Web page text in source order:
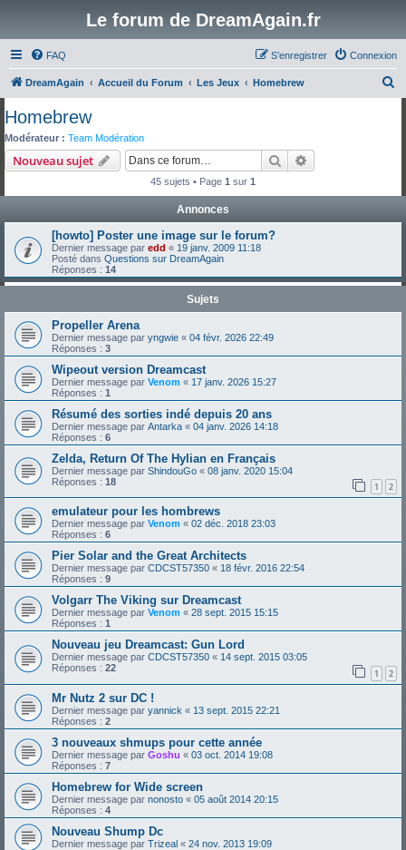
Le forum de DreamAgain.fr
FAQ Connexion
S’enregistrer
DreamAgain Accueil du Forum Les Jeux Homebrew
r
Homebrew
Modérateur : Team Modération
Nouveau sujet Rechercher
45 sujets • Page 1 sur 1
Annonces
[howto] Poster une image sur le forum?
Dernier message par edd « 19 janv. 2009 11:18
Posté dans Questions sur DreamAgain
Réponses : 14
Sujets
Propeller Arena
Dernier message par yngwie « 04 févr. 2026 22:49
Réponses : 3
Wipeout version Dreamcast
Dernier message par Venom « 17 janv. 2026 15:27
Réponses : 1
Résumé des sorties indé depuis 20 ans
Dernier message par Antarka « 04 janv. 2026 14:18
Réponses : 6
Zelda, Return Of The Hylian en Français
Dernier message par ShindouGo « 08 janv. 2020 15:04
Réponses : 18 1 2
emulateur pour les hombrews
Dernier message par Venom « 02 déc. 2018 23:03
Réponses : 6
Pier Solar and the Great Architects
Dernier message par CDCST57350 « 18 févr. 2016 22:54
Réponses : 9
Volgarr The Viking sur Dreamcast
Dernier message par Venom « 28 sept. 2015 15:15
Réponses : 1
Nouveau jeu Dreamcast: Gun Lord
Dernier message par CDCST57350 « 14 sept. 2015 03:05
Réponses : 22 1 2
Mr Nutz 2 sur DC !
Dernier message par yannick « 13 sept. 2015 22:21
Réponses : 2
3 nouveaux shmups pour cette année
Dernier message par Goshu « 03 oct. 2014 19:08
Réponses : 7
Homebrew for Wide screen
Dernier message par nonosto « 05 août 2014 20:15
Réponses : 4
Nouveau Shump Dc
Dernier message par Trizeal « 24 nov. 2013 19:09